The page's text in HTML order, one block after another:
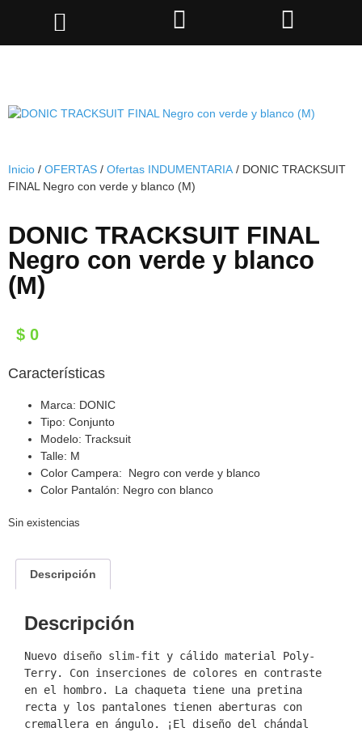
Inicio / OFERTAS / Ofertas INDUMENTARIA / DONIC TRACKSUIT
FINAL Negro con verde y blanco (M)
DONIC TRACKSUIT FINAL
Negro con verde y blanco
(M)
$ 0
Características
Marca: DONIC
Tipo: Conjunto
Modelo: Tracksuit
Talle: M
Color Campera: Negro con verde y blanco
Color Pantalón: Negro con blanco
Sin existencias
Descripción
Descripción
Nuevo diseño slim-fit y cálido material Poly-
Terry. Con inserciones de colores en contraste
en el hombro. La chaqueta tiene una pretina
recta y los pantalones tienen aberturas con
cremallera en ángulo. ¡El diseño del chándal